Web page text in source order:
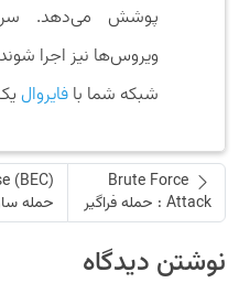
پوشش می‌دهد.
ویروس‌ها نیز اجرا
شبکه شما با فایروال
Brute Force
Attack : حمله فراگیر
حمله
نوشتن دیدگاه